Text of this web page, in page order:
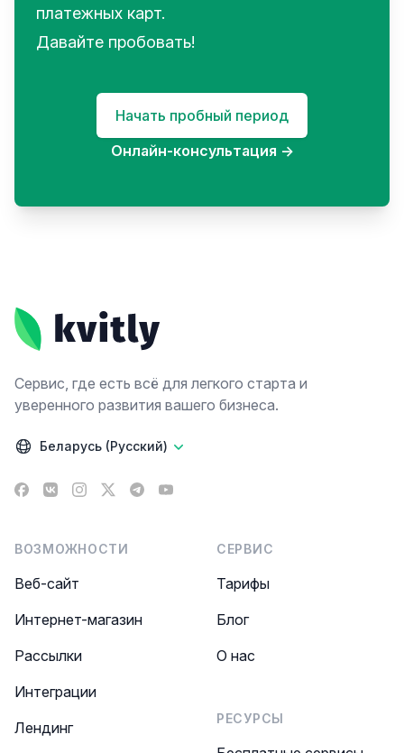
платежных карт.
Давайте пробовать!
Начать пробный период
Онлайн-консультация →
Сервис, где есть всё для легкого старта и
уверенного развития вашего бизнеса.
Беларусь (Русский)
Facebook
VK Instagram
X TelegramYouTube
ВОЗМОЖНОСТИ
Веб-сайт
Интернет-магазин
Рассылки
Интеграции
Лендинг
СЕРВИС
Тарифы
Блог
О нас
РЕСУРСЫ